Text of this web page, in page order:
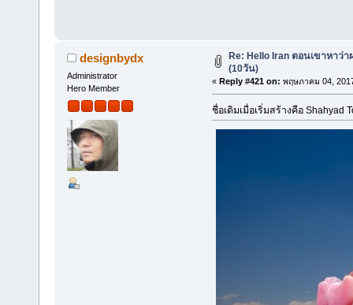
designbydx
Administrator
Hero Member
Re: Hello Iran ตอนเขาหาว่
(10วัน)
« Reply #421 on: พฤษภาคม 04,
ชื่อเดิมเมื่อเริ่มสร้างคือ